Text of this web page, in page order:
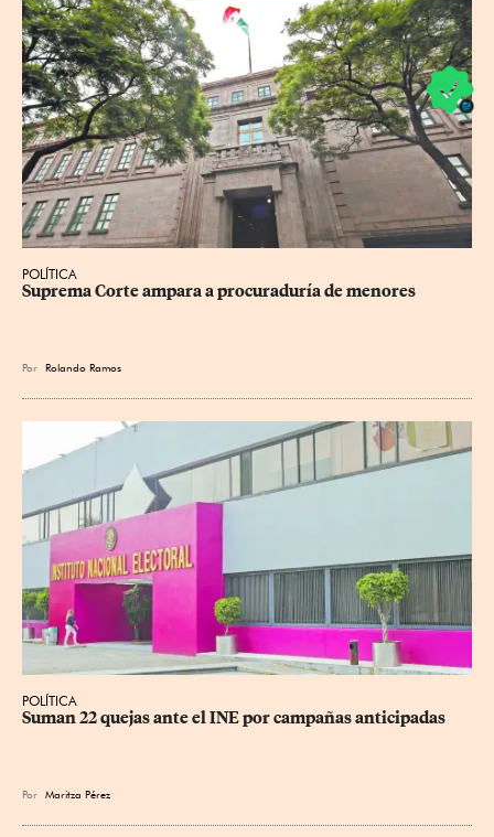
POLÍTICA
Suprema Corte ampara a procuraduría de menores
Por Rolando Ramos
POLÍTICA
Suman 22 quejas ante el INE por campañas anticipadas
Por Maritza Pérez